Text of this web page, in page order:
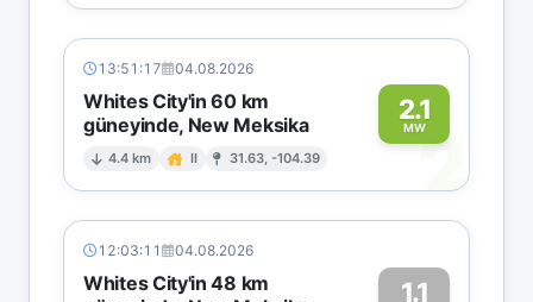
13:51:17 04.08.2026
Whites City'in 60 km
güneyinde, New Meksika
4.4 km II 31.63, -104.39
2.1
MW2
12:03:11 04.08.2026
Whites City'in 48 km
1.1